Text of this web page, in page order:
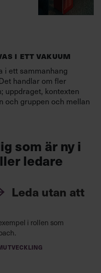
I ETT VAKUUM
i ett sammanhang
handlar om fler
uppdraget, kontexten
och gruppen och mellan
som är ny i
ledare
Leda utan att
i rollen som